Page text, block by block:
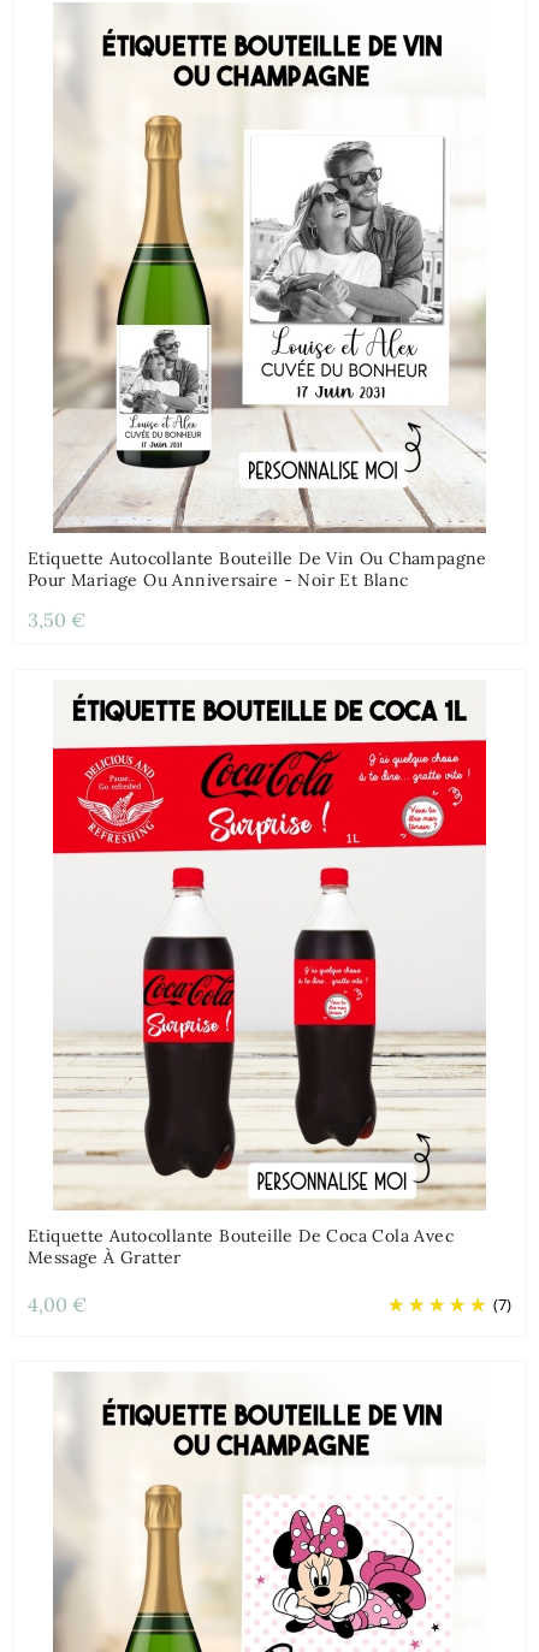
Etiquette Autocollante Bouteille De Vin Ou Champagne
Pour Mariage Ou Anniversaire - Noir Et Blanc
3,50 €
Etiquette Autocollante Bouteille De Coca Cola Avec
Message À Gratter
(7)
4,00 €